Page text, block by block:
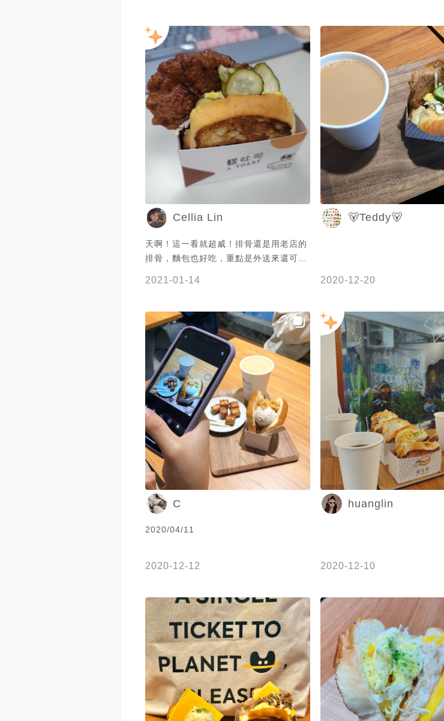
Cellia Lin
天啊！這一看就超威！排骨還是用老店的
排骨，麵包也好吃，重點是外送來還可以
2021-01-14
🐻Teddy🐻
2020-12-20
C
2020/04/11
2020-12-12
huanglin
2020-12-10